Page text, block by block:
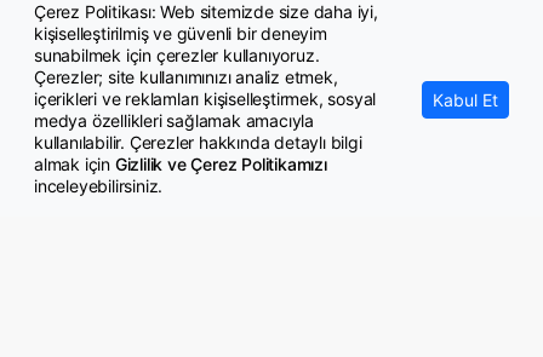
© Copyright 2026 GazeteMemur.com
Bizi Takip Edin
Çerez Politikası: Web sitemizde size daha iyi,
kişiselleştirilmiş ve güvenli bir deneyim
sunabilmek için çerezler kullanıyoruz.
Çerezler; site kullanımınızı analiz etmek,
içerikleri ve reklamları kişiselleştirmek, sosyal
medya özellikleri sağlamak amacıyla
kullanılabilir. Çerezler hakkında detaylı bilgi
almak için Gizlilik ve Çerez Politikamızı
inceleyebilirsiniz.
Kabul Et